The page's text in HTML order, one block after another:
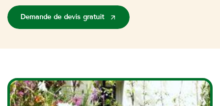
Demande de devis gratuit